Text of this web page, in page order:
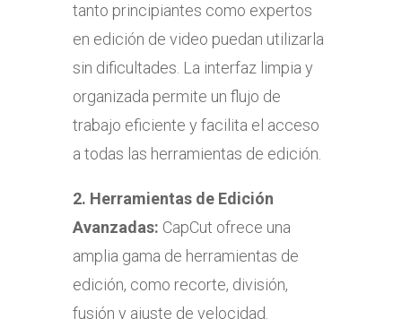
tanto principiantes como expertos
en edición de video puedan utilizarla
sin dificultades. La interfaz limpia y
organizada permite un flujo de
trabajo eficiente y facilita el acceso
a todas las herramientas de edición.
2. Herramientas de Edición
Avanzadas: CapCut ofrece una
amplia gama de herramientas de
edición, como recorte, división,
fusión y ajuste de velocidad.